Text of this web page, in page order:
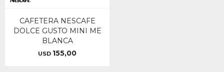
CAFETERA NESCAFE
DOLCE GUSTO MINI ME
BLANCA
USD 155,00